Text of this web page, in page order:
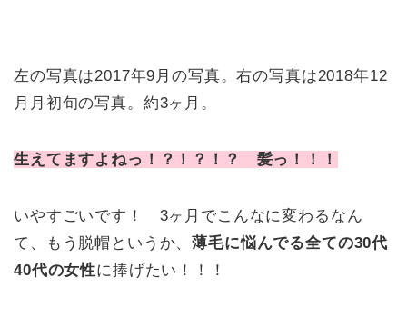
左の写真は2017年9月の写真。右の写真は2018年12
月月初旬の写真。約3ヶ月。
生えてますよねっ！？！？！？ 髪っ！！！
いやすごいです！ 3ヶ月でこんなに変わるなん
て、もう脱帽というか、薄毛に悩んでる全ての30代
40代の女性に捧げたい！！！